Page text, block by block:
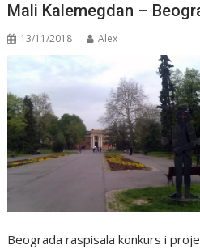
Mali Kalemegdan –
13/11/2018 Alex
Beograda raspisala konkurs i